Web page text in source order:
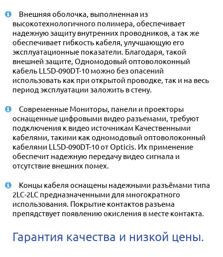
Внешняя оболочка, выполненная из
высокотехнологичного полимера, обеспечивает
надежную защиту внутренних проводников, а так же
обеспечивает гибкость кабеля, улучшающую его
эксплуатационные показатели. Благодаря, такой
внешней защите, Одномодовый оптоволоконный
кабель LLSD-090DT-10 можно без опасений
использовать как при открытой проводке, так и на весь
период эксплуатации заложить в стену.
Современные Мониторы, панели и проекторы
оснащенные цифровыми видео разъемами, требуют
подключения к видео источникам Качественными
кабелями, такими как одномодовый оптоволоконный
кабелями LLSD-090DT-10 от Opticis. Их применение
обеспечит надежную передачу видео сигнала и
отсутствие внешних помех.
Концы кабеля оснащены надежными разъёмами типа
2LC-2LC предназначенными для многократного
использования. Покрытие контактов разъема
препядствует появлению окисления в месте контакта.
Гарантия качества и низкой цены.